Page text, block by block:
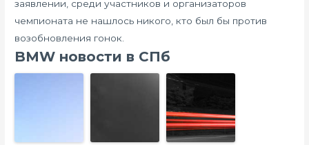
заявлении, среди участников и организаторов
чемпионата не нашлось никого, кто был бы против
возобновления гонок.
BMW новости в СПб